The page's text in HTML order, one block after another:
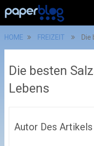
HOME FREIZEIT Die
Die besten
Lebens
Autor Des Artikels